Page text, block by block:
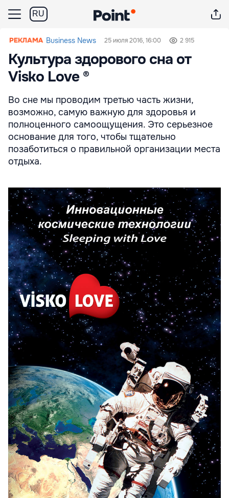
RU
Business News 25 июля 2016, 16:00 2 915
Культура здорового сна от
Visko Love ®
Во сне мы проводим третью часть жизни,
возможно, самую важную для здоровья и
полноценного самоощущения. Это серьезное
основание для того, чтобы тщательно
позаботиться о правильной организации места
отдыха.